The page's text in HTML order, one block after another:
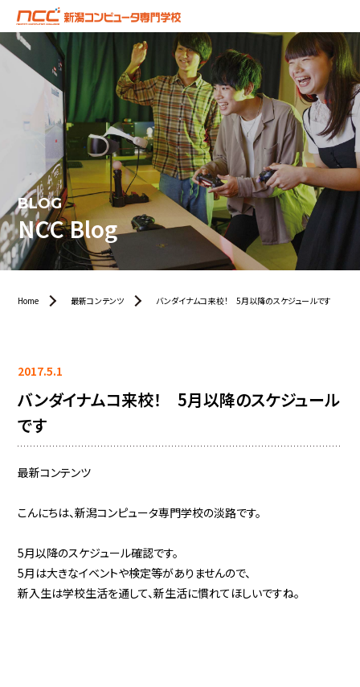
BLOG
NCC Blog
Home 最新コンテンツ バンダイナムコ来校！ 5月以降のスケジュールです
2017.5.1
バンダイナムコ来校！ 5月以降のスケジュール
です
最新コンテンツ
こんにちは、新潟コンピュータ専門学校の淡路です。
5月以降のスケジュール確認です。
5月は大きなイベントや検定等がありませんので、
新入生は学校生活を通して、新生活に慣れてほしいですね。